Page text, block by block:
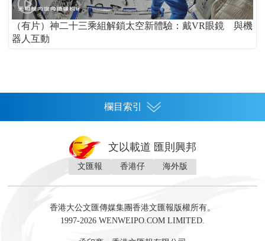
（有片）神二十三乘組解鎖太空新體驗：戴VR眼鏡 與機
器人互動
欄目索引
灣區人
財經 地產 投資 財評 數字經濟
文以載道 匯則興邦
文匯報 香港仔 海外版
香港大公文匯傳媒集團香港文匯報版權所有。
1997-2026 WENWEIPO.COM LIMITED.